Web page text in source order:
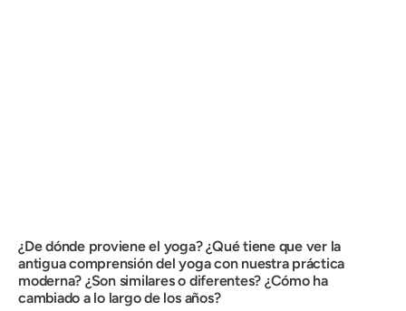
¿De dónde proviene el yoga? ¿Qué tiene que ver la
antigua comprensión del yoga con nuestra práctica
moderna? ¿Son similares o diferentes? ¿Cómo ha
cambiado a lo largo de los años?